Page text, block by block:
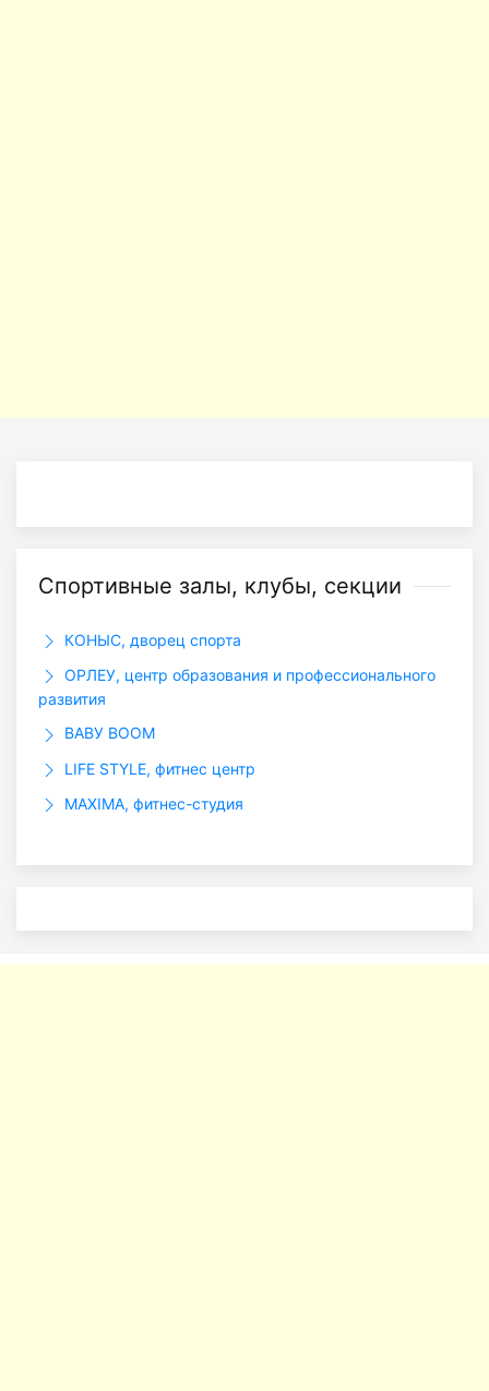
Спортивные залы, клубы, секции
КОНЫС, дворец спорта
ОРЛЕУ, центр образования и профессионального
развития
ВАВУ ВООМ
LIFE STYLE, фитнес центр
MAXIMA, фитнес-студия